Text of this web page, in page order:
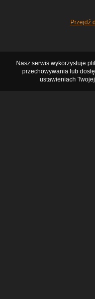
Przejdź
Nasz serwis wykorzystuje
przechowywania lub
ustawieniach